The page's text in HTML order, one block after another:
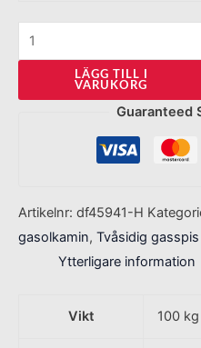
LÄGG TILL I
VARUKORG
Guaranteed
Artikelnr: df45941-H
gasolkamin, Tvåsidig gasspis
Ytterligare information
Vikt 100 kg